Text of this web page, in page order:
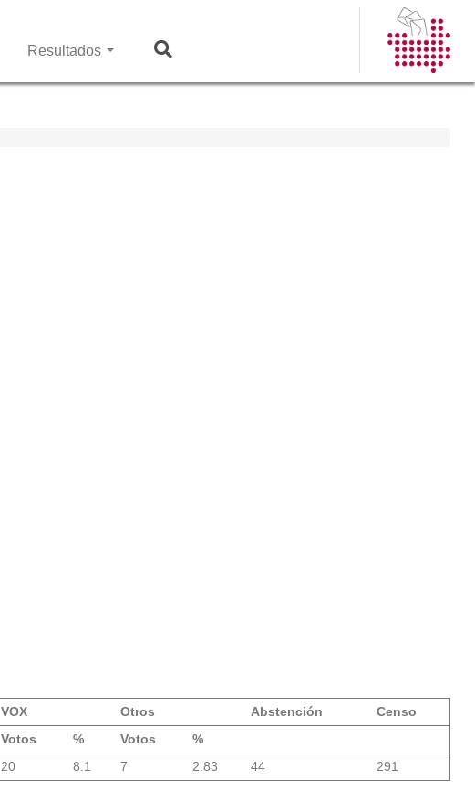
Resultados
VOX Otros Abstención
Censo
Votos % Votos
%
20 8.1 7 2.83 44 291